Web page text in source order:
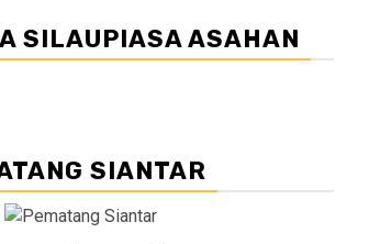
SILAUPIASA ASAHAN
SIANTAR